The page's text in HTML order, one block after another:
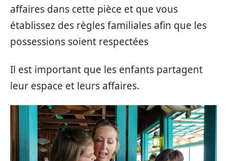
affaires dans cette pièce et que vous
établissez des règles familiales afin que les
possessions soient respectées
Il est important que les enfants partagent
leur espace et leurs affaires.